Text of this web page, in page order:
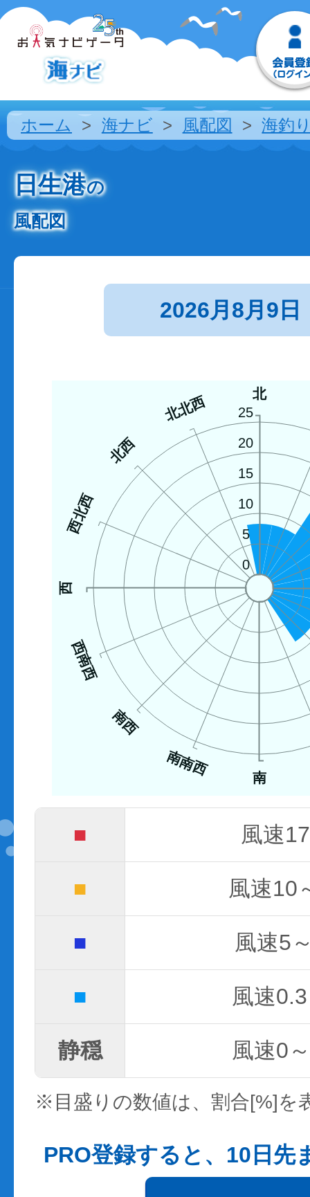
ホーム 海ナビ 風配図 海釣
日生港の
風配図
2026月8月9日
北
南
南南西
南西
西南西
西
西北西
北西
北北西
0
5
10
15
20
25
■ 風速
■ 風速10
■ 風速5
■ 風速
静穏 風速0
※目盛りの数値は、割合[%]を
PRO登録すると、10日先